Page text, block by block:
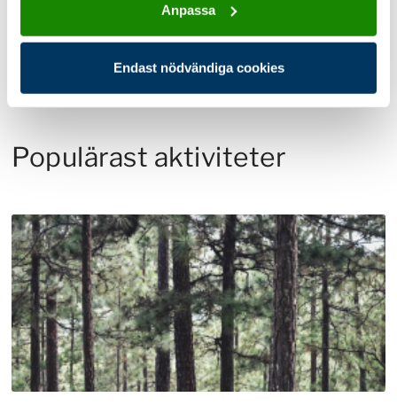
Anpassa
Endast nödvändiga cookies
Populärast aktiviteter